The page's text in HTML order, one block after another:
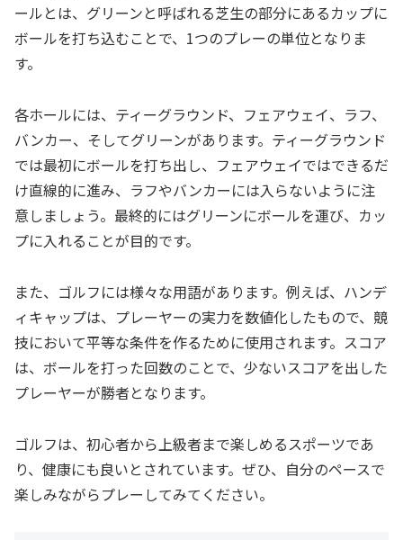
ールとは、グリーンと呼ばれる芝生の部分にあるカップに
ボールを打ち込むことで、1つのプレーの単位となりま
す。
各ホールには、ティーグラウンド、フェアウェイ、ラフ、
バンカー、そしてグリーンがあります。ティーグラウンド
では最初にボールを打ち出し、フェアウェイではできるだ
け直線的に進み、ラフやバンカーには入らないように注
意しましょう。最終的にはグリーンにボールを運び、カッ
プに入れることが目的です。
また、ゴルフには様々な用語があります。例えば、ハンデ
ィキャップは、プレーヤーの実力を数値化したもので、競
技において平等な条件を作るために使用されます。スコア
は、ボールを打った回数のことで、少ないスコアを出した
プレーヤーが勝者となります。
ゴルフは、初心者から上級者まで楽しめるスポーツであ
り、健康にも良いとされています。ぜひ、自分のペースで
楽しみながらプレーしてみてください。